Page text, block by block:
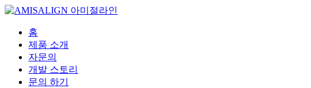
Skip
content홈
제품 소개
자문의
개발 스토리
문의 하기